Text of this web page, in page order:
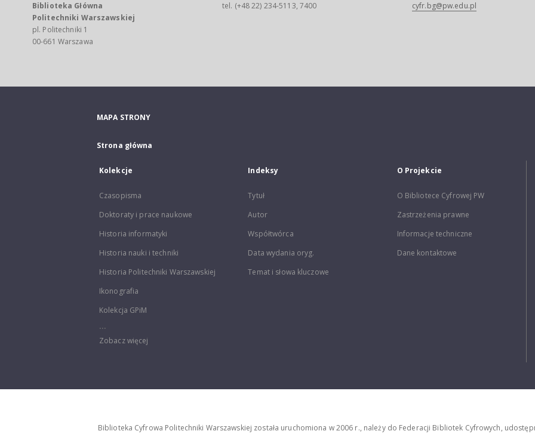
Biblioteka Główna
Politechniki Warszawskiej
pl. Politechniki 1
00-661 Warszawa
tel. (+48 22) 234-5113, 7400 cyfr.bg@pw.edu.pl
MAPA STRONY
Strona główna
Kolekcje
Czasopisma
Doktoraty i prace naukowe
Historia informatyki
Historia nauki i techniki
Historia Politechniki Warszawskiej
Ikonografia
Kolekcja GPiM
...
Zobacz więcej
Indeksy
Tytuł
Autor
Współtwórca
Data wydania oryg.
Temat i słowa kluczowe
O Projekcie
O Bibliotece Cyfrowej PW
Zastrzeżenia prawne
Informacje techniczne
Dane kontaktowe
Biblioteka Cyfrowa Politechniki Warszawskiej została uruchomiona w 2006 r., należy do Federacji Bibliotek Cyfrowych,